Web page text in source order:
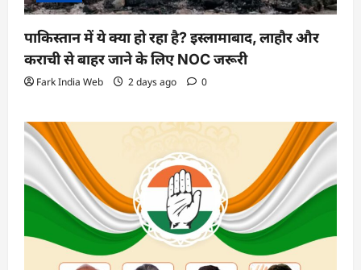
पाकिस्तान में ये क्या हो रहा है? इस्लामाबाद, लाहौर और
कराची से बाहर जाने के लिए NOC जरूरी
Fark India Web 2 days ago 0